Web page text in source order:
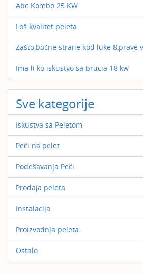
Abc Kombo 25 KW
Loš kvalitet peleta
Zašto,bočne strane kod luke 8,prave
Ima li ko iskustvo sa brucia 18 kw
Sve kategorije
Iskustva sa Peletom
Peći na pelet
Podešavanja Peći
Prodaja peleta
Instalacija
Proizvodnja peleta
Ostalo